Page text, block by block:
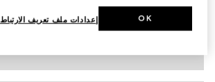
إعدادات ملف تعريف الارتباط OK